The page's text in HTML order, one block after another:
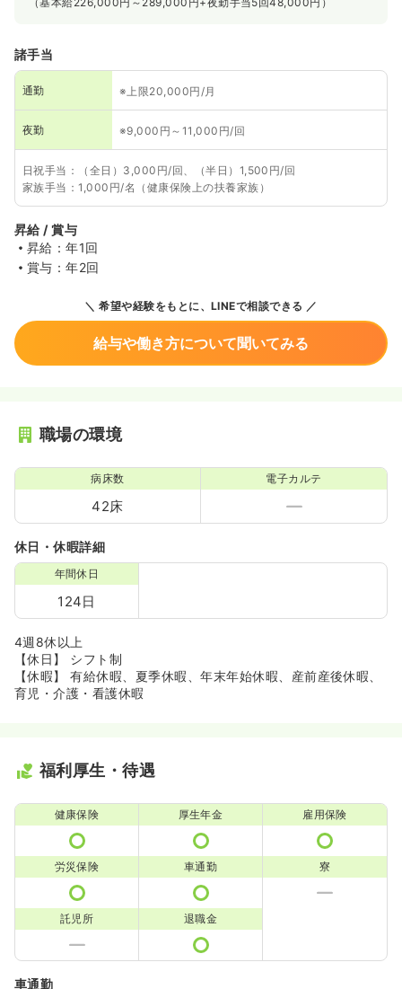
諸手当
通勤 ※上限20,000円/月
夜勤 ※9,000円～11,000円/回
日祝手当：（全日）3,000円/回、（半日）1,500円/回
家族手当：1,000円/名（健康保険上の扶養家族）
昇給 / 賞与
昇給：年1回
賞与：年2回
希望や経験をもとに、LINEで相談できる
給与や働き方について聞いてみる
職場の環境
病床数
42床
電子カルテ
休日・休暇詳細
年間休日
124日
4週8休以上
【休日】 シフト制
【休暇】 有給休暇、夏季休暇、年末年始休暇、産前産後休暇、
育児・介護・看護休暇
福利厚生・待遇
健康保険 厚生年金 雇用保険
労災保険 車通勤 寮
託児所 退職金
車通勤